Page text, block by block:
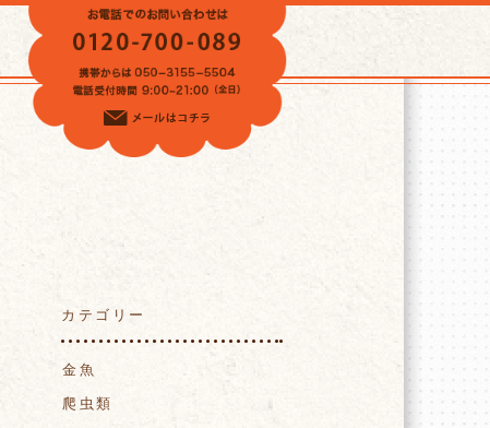
VOICE
カテゴリー
金魚
爬虫類